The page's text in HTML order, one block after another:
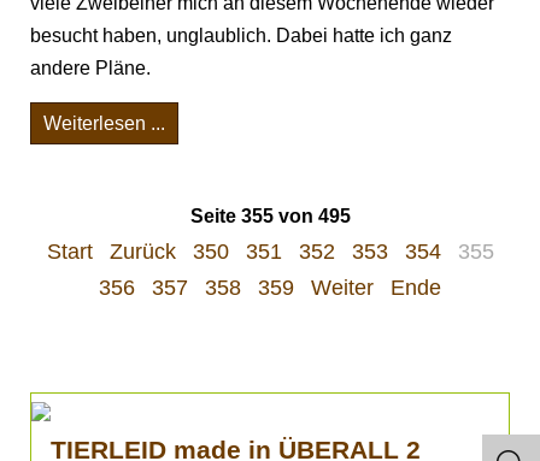
besucht haben, unglaublich. Dabei hatte ich ganz
andere Pläne.
Weiterlesen ...
Seite 355 von 495
Start Zurück 350 351 352 353 354
355
356
357 358 359 Weiter Ende
TIERLEID made in ÜBERALL 2